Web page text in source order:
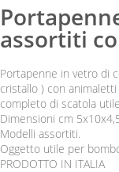
assortiti
Portapenne in vetro di
cristallo ) con
completo di scatola
Dimensioni cm
Modelli assortiti.
Oggetto utile per
PRODOTTO IN ITALIA